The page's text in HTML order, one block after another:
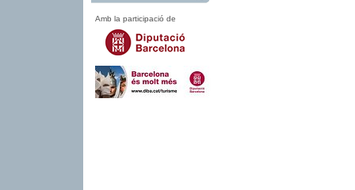
Amb la participació de